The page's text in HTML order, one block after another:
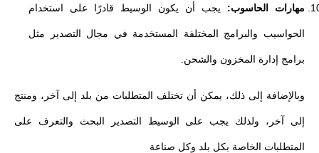
مهارات الحاسوب: يجب أن يكون الوسيط قادرًا على استخدام
الحواسيب والبرامج المختلفة المستخدمة في مجال التصدير مثل
برامج إدارة المخزون والشحن.
وبالإضافة إلى ذلك، يمكن أن تختلف المتطلبات من بلد إلى آخر، ومنتج
إلى آخر، ولذلك يجب على الوسيط التصدير البحث والتعرف على
المتطلبات الخاصة بكل بلد وكل صناعة